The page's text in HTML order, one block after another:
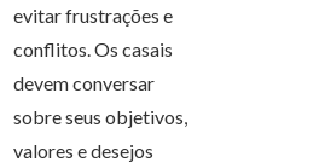
evitar frustrações e
conflitos. Os casais
devem conversar
sobre seus objetivos,
valores e desejos